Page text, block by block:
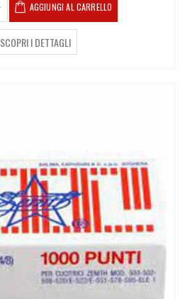
AGGIUNGI AL CARRELLO
SCOPRI I DETTAGLI